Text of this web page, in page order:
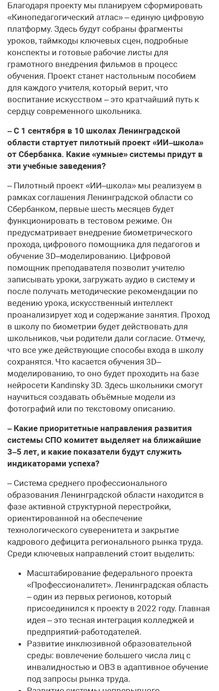
Благодаря проекту мы планируем сформировать
«Кинопедагогический атлас» – единую цифровую
платформу. Здесь будут собраны фрагменты
уроков, таймкоды ключевых сцен, подробные
конспекты и готовые рабочие листы для
грамотного внедрения фильмов в процесс
обучения. Проект станет настольным пособием
для каждого учителя, который верит, что
воспитание искусством – это кратчайший путь к
сердцу современного школьника.
– С 1 сентября в 10 школах Ленинградской
области стартует пилотный проект «ИИ–школа»
от Сбербанка. Какие «умные» системы придут в
эти учебные заведения?
– Пилотный проект «ИИ–школа» мы реализуем в
рамках соглашения Ленинградской области со
Сбербанком, первые шесть месяцев будет
функционировать в тестовом режиме. Он
предусматривает внедрение биометрического
прохода, цифрового помощника для педагогов и
обучение 3D–моделированию. Цифровой
помощник преподавателя позволит учителю
записывать уроки, загружать аудио в систему и
после получать методические рекомендации по
ведению урока, искусственный интеллект
проанализирует ход и содержание занятия. Проход
в школу по биометрии будет действовать для
школьников, чьи родители дали согласие. Отмечу,
что все уже действующие способы входа в школу
сохранятся. Что касается обучения 3D–
моделированию, то оно будет проходить на базе
нейросети Kandinsky 3D. Здесь школьники смогут
научиться создавать объёмные модели из
фотографий или по текстовому описанию.
– Какие приоритетные направления развития
системы СПО комитет выделяет на ближайшие
3–5 лет, и какие показатели будут служить
индикаторами успеха?
– Система среднего профессионального
образования Ленинградской области находится в
фазе активной структурной перестройки,
ориентированной на обеспечение
технологического суверенитета и закрытие
кадрового дефицита регионального рынка труда.
Среди ключевых направлений стоит выделить:
Масштабирование федерального проекта
«Профессионалитет». Ленинградская область
– один из первых регионов, который
присоединился к проекту в 2022 году. Главная
идея – это тесная интеграция колледжей и
предприятий-работодателей.
Развитие инклюзивной образовательной
среды: вовлечение большего числа лиц с
инвалидностью и ОВЗ в адаптивное обучение
под запросы рынка труда.